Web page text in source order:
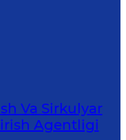
Va Sirkulyar
Agentligi